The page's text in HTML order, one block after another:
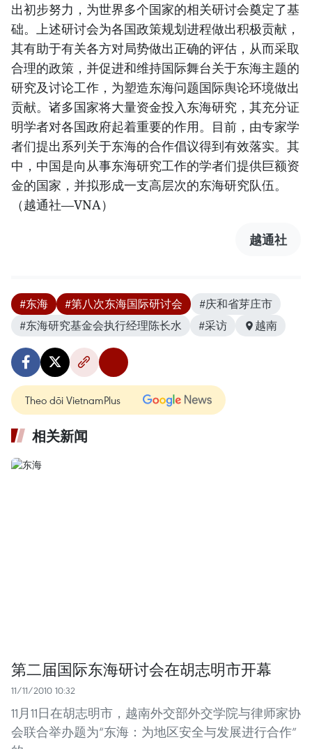
出初步努力，为世界多个国家的相关研讨会奠定了基
础。上述研讨会为各国政策规划进程做出积极贡献，
其有助于有关各方对局势做出正确的评估，从而采取
合理的政策，并促进和维持国际舞台关于东海主题的
研究及讨论工作，为塑造东海问题国际舆论环境做出
贡献。诸多国家将大量资金投入东海研究，其充分证
明学者对各国政府起着重要的作用。目前，由专家学
者们提出系列关于东海的合作倡议得到有效落实。其
中，中国是向从事东海研究工作的学者们提供巨额资
金的国家，并拟形成一支高层次的东海研究队伍。
（越通社—VNA）
越通社
#东海 #第八次东海国际研讨会
#庆和省芽庄市
#东海研究基金会执行经理陈长水
#采访 越南
Theo dõi VietnamPlus
相关新闻
第二届国际东海研讨会在胡志明市开幕
11/11/2010 10:32
11月11日在胡志明市，越南外交部外交学院与律师家协
会联合举办题为“东海：为地区安全与发展进行合作”